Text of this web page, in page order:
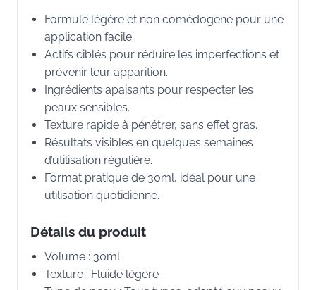
Formule légère et non comédogène pour une
application facile.
Actifs ciblés pour réduire les imperfections et
prévenir leur apparition.
Ingrédients apaisants pour respecter les
peaux sensibles.
Texture rapide à pénétrer, sans effet gras.
Résultats visibles en quelques semaines
d’utilisation régulière.
Format pratique de 30ml, idéal pour une
utilisation quotidienne.
Détails du produit
Volume : 30ml
Texture : Fluide légère